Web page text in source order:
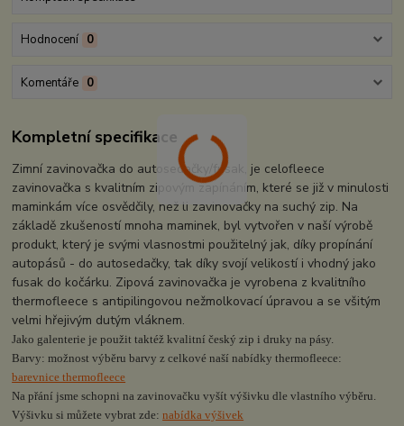
Hodnocení 0
Komentáře 0
Kompletní specifikace
Zimní zavinovačka do autosedačky/fusak, je celofleece
zavinovačka s kvalitním zipovým zapínáním, které se již v minulosti
maminkám více osvědčily, než li zavinovačky na suchý zip. Na
základě zkušeností mnoha maminek, byl vytvořen v naší výrobě
produkt, který je svými vlasnostmi použitelný jak, díky propínání
autopásů - do autosedačky, tak díky svojí velikostí i vhodný jako
fusak do kočárku. Zipová zavinovačka je vyrobena z kvalitního
thermofleece s antipilingovou nežmolkovací úpravou a se všitým
velmi hřejivým dutým vláknem.
Jako galenterie je použit taktéž kvalitní český zip i druky na pásy.
Barvy: možnost výběru barvy z celkové naší nabídky thermofleece:
barevnice thermofleece
Na přání jsme schopni na zavinovačku vyšít výšivku dle vlastního výběru.
Výšivku si můžete vybrat zde:nabídka výšivek